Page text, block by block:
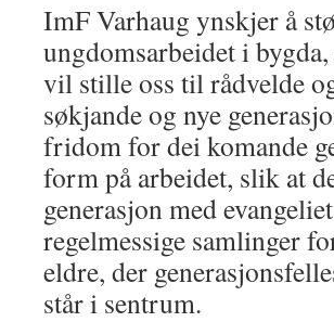
ImF Varhaug ynskjer å
ungdomsarbeidet i
vil stille oss til rådvelde
søkjande og nye
fridom for dei komande
form på arbeidet, slik at
generasjon med
regelmessige samlinger
eldre, der
står i sentrum.